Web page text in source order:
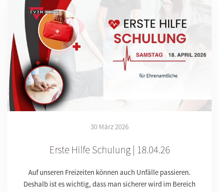
30 März 2026
Erste Hilfe Schulung | 18.04.26
Auf unseren Freizeiten können auch Unfälle passieren.
Deshalb ist es wichtig, dass man sicherer wird im Bereich